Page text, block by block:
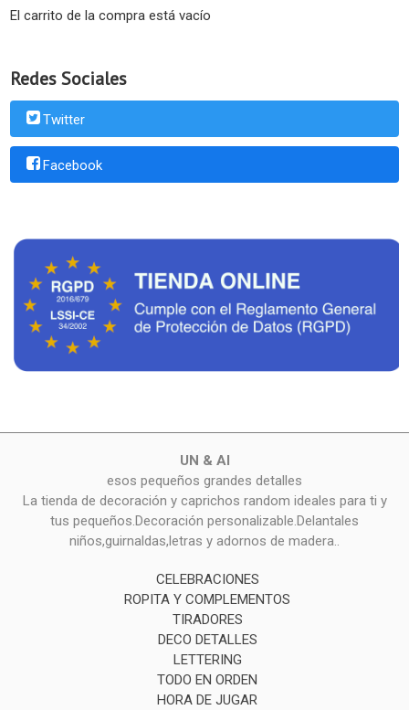
El carrito de la compra está vacío
Redes Sociales
Twitter
Facebook
UN & AI
esos pequeños grandes detalles
La tienda de decoración y caprichos random ideales para ti y
tus pequeños.Decoración personalizable.Delantales
niños,guirnaldas,letras y adornos de madera..
CELEBRACIONES
ROPITA Y COMPLEMENTOS
TIRADORES
DECO DETALLES
LETTERING
TODO EN ORDEN
HORA DE JUGAR